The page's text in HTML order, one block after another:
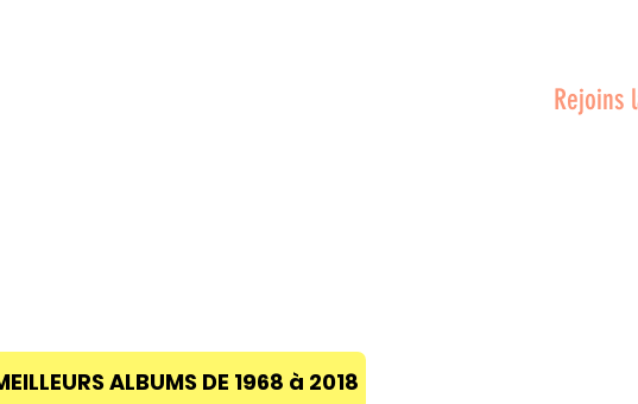
ALBUMS DE 1968 à 2018